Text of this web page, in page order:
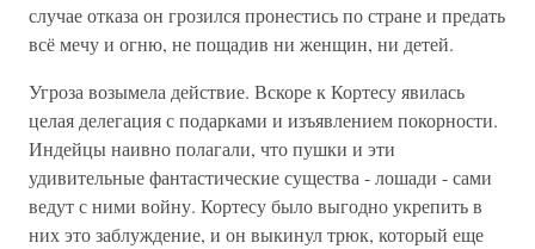
случае отказа он грозился пронестись по стране и предать
всё мечу и огню, не пощадив ни женщин, ни детей.
Угроза возымела действие. Вскоре к Кортесу явилась
целая делегация с подарками и изъявлением покорности.
Индейцы наивно полагали, что пушки и эти
удивительные фантастические существа - лошади - сами
ведут с ними войну. Кортесу было выгодно укрепить в
них это заблуждение, и он выкинул трюк, который еще